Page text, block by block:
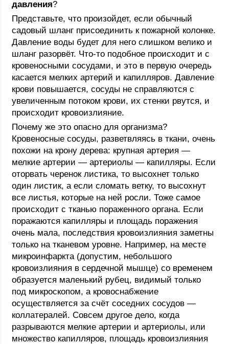
давления?
Представьте, что произойдет, если обычный
садовый шланг присоединить к пожарной колонке.
Давление воды будет для него слишком велико и
шланг разорвёт. Что-то подобное происходит и с
кровеносными сосудами, и это в первую очередь
касается мелких артерий и капилляров. Давление
крови повышается, сосуды не справляются с
увеличенным потоком крови, их стенки рвутся, и
происходит кровоизлияние.
Почему же это опасно для организма?
Кровеносные сосуды, разветвляясь в ткани, очень
похожи на крону дерева: крупная артерия —
мелкие артерии — артериолы — капилляры. Если
оторвать черенок листика, то высохнет только
один листик, а если сломать ветку, то высохнут
все листья, которые на ней росли. Тоже самое
происходит с тканью пораженного органа. Если
поражаются капилляры и площадь поражения
очень мала, последствия кровоизлияния заметны
только на тканевом уровне. Например, на месте
микроинфаркта (допустим, небольшого
кровоизлияния в сердечной мышце) со временем
образуется маленький рубец, видимый только
под микроскопом, а кровоснабжение
осуществляется за счёт соседних сосудов —
коллатералей. Совсем другое дело, когда
разрываются мелкие артерии и артериолы, или
множество капилляров, площадь кровоизлияния